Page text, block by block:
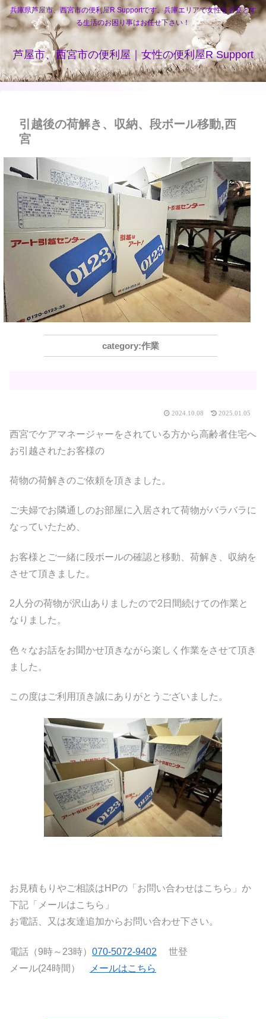
兵庫県芦屋市、西宮市の便利屋R Supportです。兵庫エリアで女性を必要とす
る生活のお困り事はお任せ下さい！
芦屋市、西宮市の便利屋｜女性の便利屋R Support
引越後の荷解き、収納、段ボール移動,西
宮
作業
2024.10.08 2025.01.05
西宮でケアマネージャーをされている方から高齢者住宅へ
お引越されたお客様の
荷物の荷解きのご依頼を頂きました。
ご夫婦でお隣通しのお部屋に入居されて荷物がバラバラに
なっていたため、
お客様とご一緒に段ボールの確認と移動、荷解き、収納を
させて頂きました。
2人分の荷物が沢山ありましたので2日間続けての作業と
なりました。
色々なお話をお聞かせ頂きながら楽しく作業をさせて頂き
ました。
この度はご利用頂き誠にありがとうございました。
お見積もりやご相談はHPの「お問い合わせはこちら」か
下記「メールはこちら」
お電話、又は友達追加からお問い合わせ下さい。
電話（9時～23時） 070-5072-9402 世登
メール(24時間）
メールはこちら